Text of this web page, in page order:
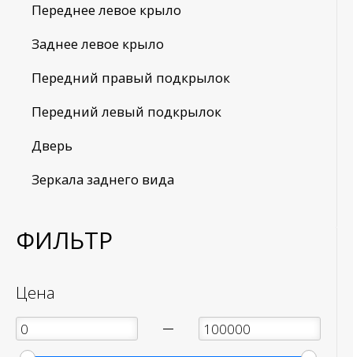
Переднее левое крыло
Заднее левое крыло
Передний правый подкрылок
Передний левый подкрылок
Дверь
Зеркала заднего вида
ФИЛЬТР
Цена
—